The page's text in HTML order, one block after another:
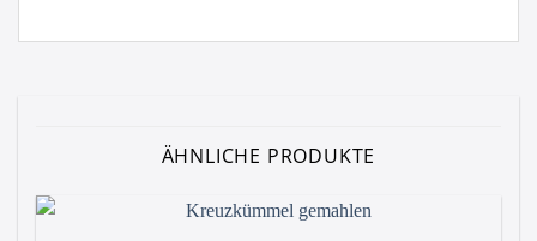
ÄHNLICHE PRODUKTE